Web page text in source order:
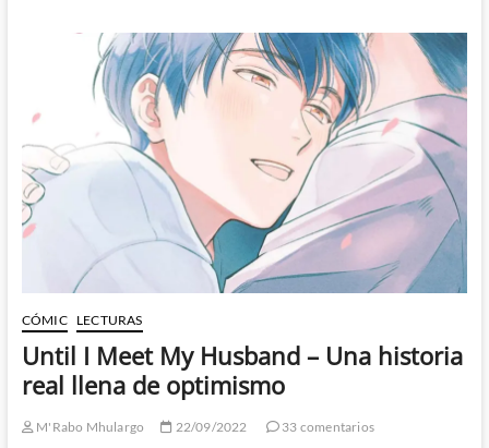
Son
Saliendo
del
CÓMIC LECTURAS
Until I Meet My Husband – Una historia
real llena de optimismo
M'Rabo Mhulargo 22/09/2022
33 comentarios